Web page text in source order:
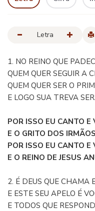
Letra
1. NO REINO QUE
QUEM QUER SEGUIR A
QUEM QUER SER O
E LOGO SUA TREVA
POR ISSO EU CANTO
E O GRITO DOS
POR ISSO EU CANTO
E O REINO DE JESUS
2. É DEUS QUE CHAMA
E ESTE SEU APELO É
E TODOS QUE